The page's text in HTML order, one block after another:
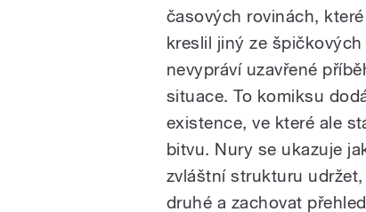
časových rovinách,
kreslil jiný ze
nevypráví uzavřené
situace. To komiksu
existence, ve které ale
bitvu. Nury se ukazuje
zvláštní strukturu
druhé a zachovat